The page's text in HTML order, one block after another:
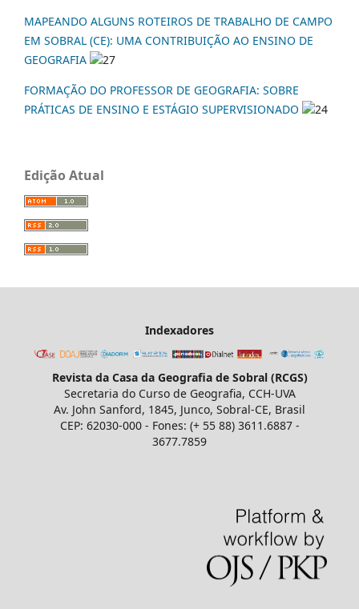
MAPEANDO ALGUNS ROTEIROS DE TRABALHO DE CAMPO
EM SOBRAL (CE): UMA CONTRIBUIÇÃO AO ENSINO DE
GEOGRAFIA
27
FORMAÇÃO DO PROFESSOR DE GEOGRAFIA: SOBRE
PRÁTICAS DE ENSINO E ESTÁGIO SUPERVISIONADO
24
Edição Atual
Indexadores
Revista da Casa da Geografia de Sobral (RCGS)
Secretaria do Curso de Geografia, CCH-UVA
Av. John Sanford, 1845, Junco, Sobral-CE, Brasil
CEP: 62030-000 - Fones: (+ 55 88) 3611.6887 -
3677.7859